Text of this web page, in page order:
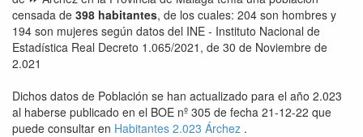
censada de 398 habitantes, de los cuales: 204 son hombres y
194 son mujeres según datos del INE - Instituto Nacional de
Estadística Real Decreto 1.065/2021, de 30 de Noviembre de
2.021
Dichos datos de Población se han actualizado para el año 2.023
al haberse publicado en el BOE nº 305 de fecha 21-12-22 que
puede consultar en Habitantes 2.023 Árchez .